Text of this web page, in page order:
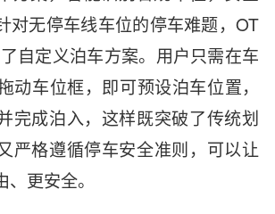
对无停车线车位的停车难题，OT
自定义泊车方案。用户只需在车
动车位框，即可预设泊车位置，
完成泊入，这样既突破了传统划
严格遵循停车安全准则，可以让
更安全。